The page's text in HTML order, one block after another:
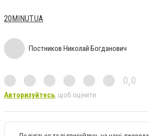
20MINUT.UA
Постников Николай Богданович
0,0
Авторизуйтесь, щоб оцінити